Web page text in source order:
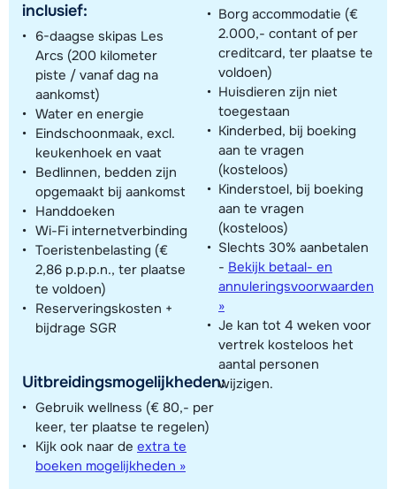
inclusief:
6-daagse skipas Les
Arcs (200 kilometer
piste / vanaf dag na
aankomst)
Water en energie
Eindschoonmaak, excl.
keukenhoek en vaat
Bedlinnen, bedden zijn
opgemaakt bij aankomst
Handdoeken
Wi-Fi internetverbinding
Toeristenbelasting (€
2,86 p.p.p.n., ter plaatse
te voldoen)
Reserveringskosten +
bijdrage SGR
Uitbreidingsmogelijkheden:
Gebruik wellness (€ 80,- per
keer, ter plaatse te regelen)
Kijk ook naar de extra te
boeken mogelijkheden »
Borg accommodatie (€
2.000,- contant of per
creditcard, ter plaatse te
voldoen)
Huisdieren zijn niet
toegestaan
Kinderbed, bij boeking
aan te vragen
(kosteloos)
Kinderstoel, bij boeking
aan te vragen
(kosteloos)
Slechts 30% aanbetalen
- Bekijk betaal- en
annuleringsvoorwaarden
»
Je kan tot 4 weken voor
vertrek kosteloos het
aantal personen
wijzigen.